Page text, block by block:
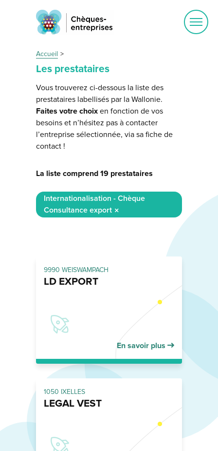
Accueil
Les prestataires
Vous trouverez ci-dessous la liste des
prestataires labellisés par la Wallonie.
Faites votre choix en fonction de vos
besoins et n’hésitez pas à contacter
l’entreprise sélectionnée, via sa fiche de
contact !
La liste comprend 19 prestataires
Internationalisation - Chèque
Consultance export
9990 WEISWAMPACH
LD EXPORT
En savoir plus
1050 IXELLES
LEGAL VEST
Ouvrir
le